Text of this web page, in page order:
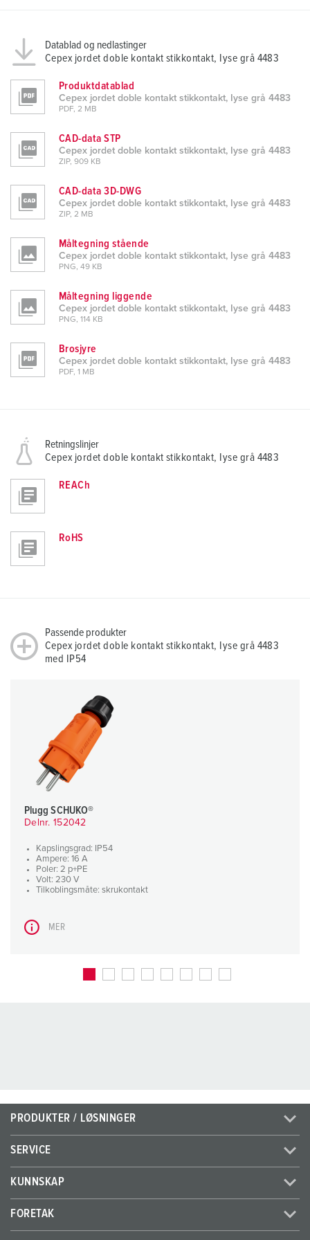
Datablad og nedlastinger
Cepex jordet doble kontakt stikkontakt, Iyse grå 4483
Produktdatablad
Cepex jordet doble kontakt stikkontakt, Iyse grå 4483
PDF, 2 MB
CAD-data STP
Cepex jordet doble kontakt stikkontakt, Iyse grå 4483
ZIP, 909 KB
CAD-data 3D-DWG
Cepex jordet doble kontakt stikkontakt, Iyse grå 4483
ZIP, 2 MB
Måltegning stående
Cepex jordet doble kontakt stikkontakt, Iyse grå 4483
PNG, 49 KB
Måltegning liggende
Cepex jordet doble kontakt stikkontakt, Iyse grå 4483
PNG, 114 KB
Brosjyre
Cepex jordet doble kontakt stikkontakt, Iyse grå 4483
PDF, 1 MB
Retningslinjer
Cepex jordet doble kontakt stikkontakt, Iyse grå 4483
REACh
RoHS
Passende produkter
Cepex jordet doble kontakt stikkontakt, Iyse grå 4483
med IP54
Plugg SCHUKO®
Delnr. 152042
Kapslingsgrad: IP54
Ampere: 16 A
Poler: 2 p+PE
Volt: 230 V
Tilkoblingsmåte: skrukontakt
MER
PRODUKTER / LØSNINGER
SERVICE
KUNNSKAP
FORETAK